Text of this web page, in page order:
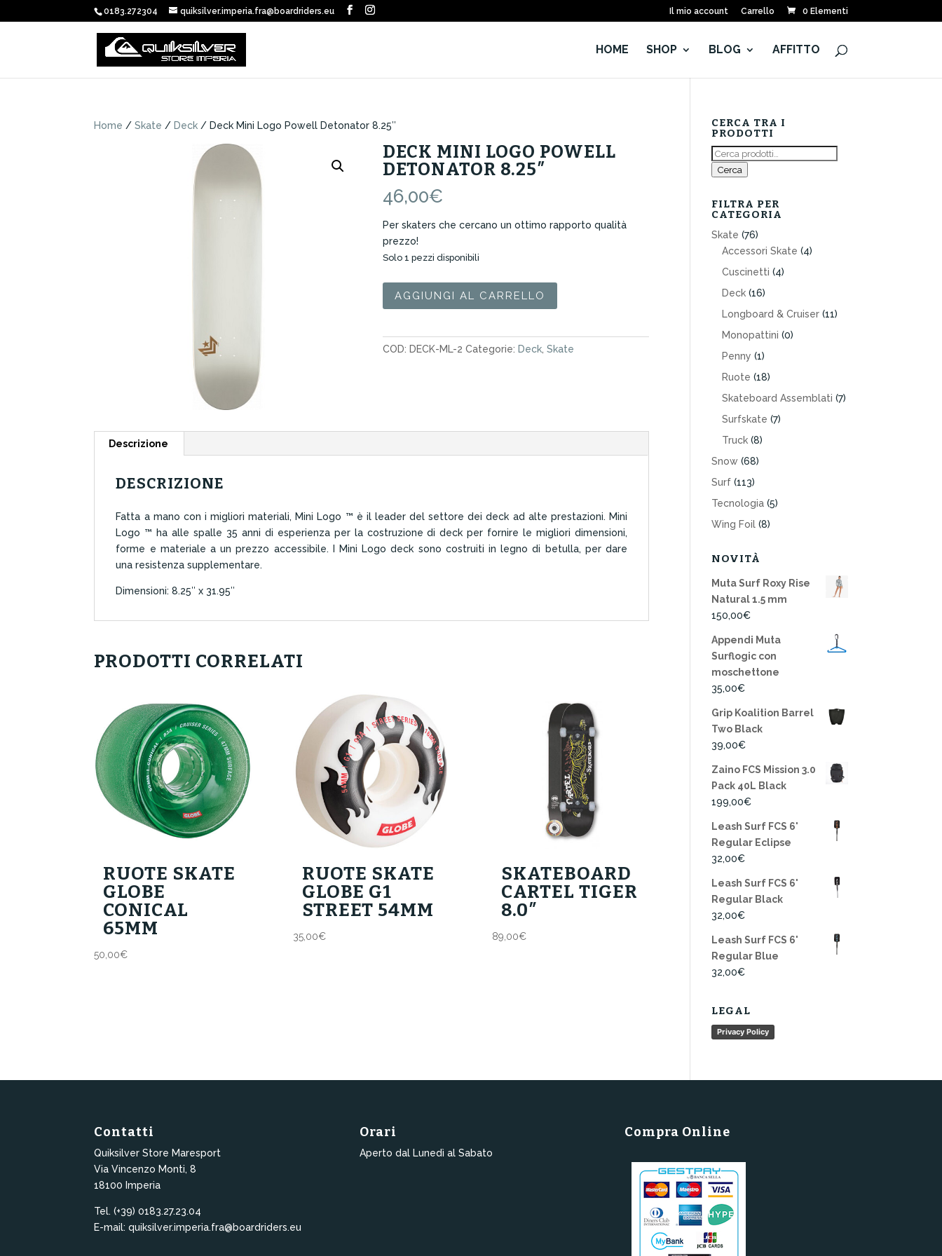
0183.272304 quiksilver.imperia.fra@boardriders.eu Il mio account Carrello 0 Elementi
HOME SHOP BLOG AFFITTO
Home /Skate / Deck / Deck Mini Logo Powell Detonator 8.25″
DECK MINI LOGO POWELL
DETONATOR 8.25″
46,00€
Per skaters che cercano un ottimo rapporto qualità
prezzo!
Solo 1 pezzi disponibili
Deck
Mini
Powell
Detonator
AGGIUNGI AL CARRELLO
COD: DECK-ML-2 Categorie: Deck ,Skate
Descrizione
DESCRIZIONE
Fatta a mano con i migliori materiali, Mini Logo ™ è il leader del settore dei deck ad alte prestazioni. Mini
Logo ™ ha alle spalle 35 anni di esperienza per la costruzione di deck per fornire le migliori dimensioni,
forme e materiale a un prezzo accessibile. I Mini Logo deck sono costruiti in legno di betulla, per dare
una resistenza supplementare.
Dimensioni: 8.25″ x 31.95″
PRODOTTI CORRELATI
RUOTE SKATE
GLOBE
CONICAL
65MM
50,00€
RUOTE SKATE
GLOBE G1
STREET 54MM
35,00€
SKATEBOARD
CARTEL TIGER
8.0″
89,00€
CERCA TRA I
PRODOTTI
Cerca:
Cerca
FILTRA PER
CATEGORIA
Skate (76)
Accessori Skate (4)
Cuscinetti (4)
Deck (16)
Longboard & Cruiser (11)
Monopattini (0)
Penny (1)
Ruote (18)
Skateboard Assemblati (7)
Surfskate (7)
Truck (8)
Snow (68)
Surf (113)
Tecnologia (5)
Wing Foil (8)
NOVITÀ
Muta Surf Roxy Rise
Natural 1.5 mm
150,00€
Appendi Muta
Surflogic con
moschettone
35,00€
Grip Koalition Barrel
Two Black
39,00€
Zaino FCS Mission 3.0
Pack 40L Black
199,00€
Leash Surf FCS 6'
Regular Eclipse
32,00€
Leash Surf FCS 6'
Regular Black
32,00€
Leash Surf FCS 6'
Regular Blue
32,00€
LEGAL
Privacy Policy
Contatti
Quiksilver Store Maresport
Via Vincenzo Monti, 8
18100 Imperia
Tel. (+39) 0183.27.23.04
E-mail: quiksilver.imperia.fra@boardriders.eu
Orari
Aperto dal Lunedì al Sabato
Compra Online